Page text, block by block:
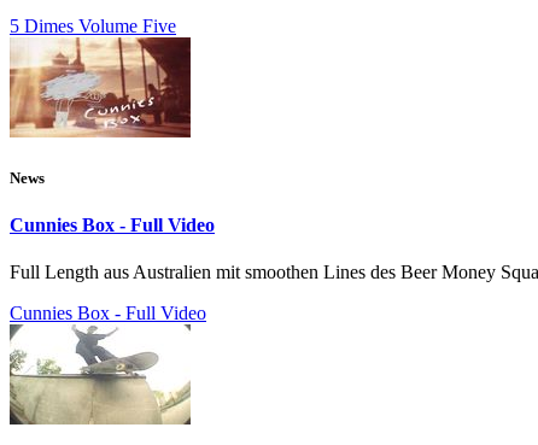
5 Dimes Volume Five
News
Cunnies Box - Full Video
Full Length aus Australien mit smoothen Lines des Beer Money
Cunnies Box - Full Video